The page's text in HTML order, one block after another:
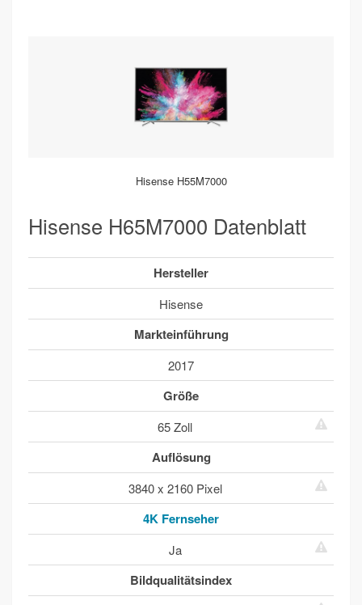
Hisense H55M7000
Hisense H65M7000 Datenblatt
Hersteller
Hisense
Markteinführung
2017
Größe
65 Zoll
Auflösung
3840 x 2160 Pixel
4K Fernseher
Ja
Bildqualitätsindex